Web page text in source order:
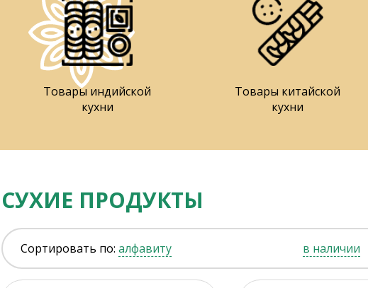
Товары индийской
кухни
Товары китайской
кухни
СУХИЕ ПРОДУКТЫ
Сортировать по: алфавиту в наличии